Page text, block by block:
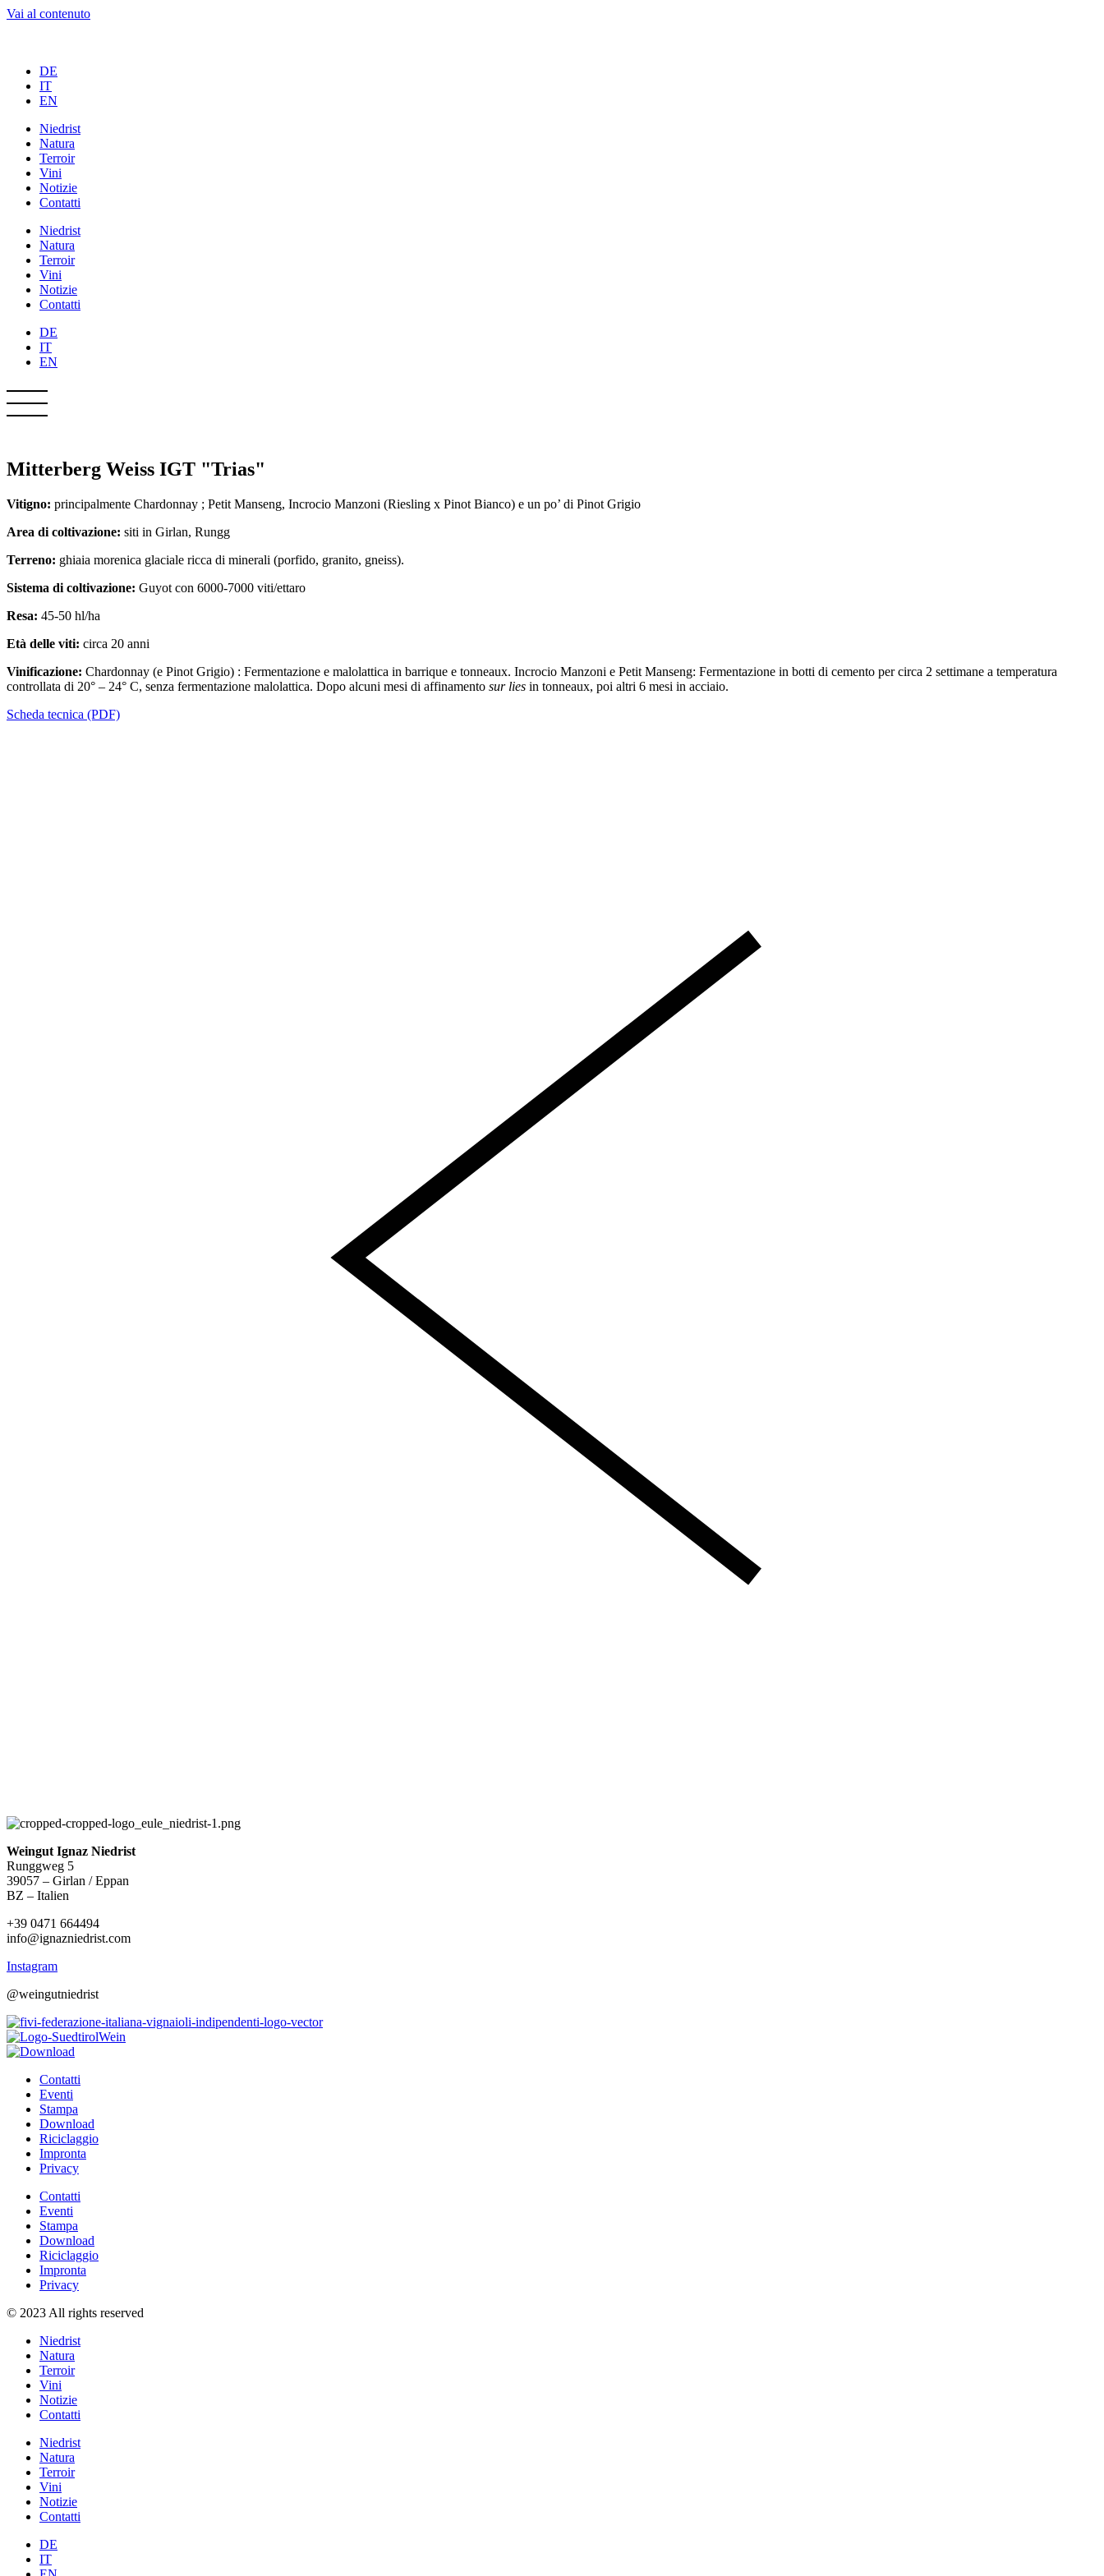
Vai al contenuto
DE
IT
EN
Niedrist
Natura
Terroir
Vini
Notizie
Contatti
Niedrist
Natura
Terroir
Vini
Notizie
Contatti
DE
IT
EN
Mitterberg Weiss IGT "Trias"
Vitigno: principalmente Chardonnay ; Petit Manseng, Incrocio Manzoni (Riesling x Pinot Bianco) e un po’ di Pinot Grigio
Area di coltivazione: siti in Girlan, Rungg
Terreno: ghiaia morenica glaciale ricca di minerali (porfido, granito, gneiss).
Sistema di coltivazione: Guyot con 6000-7000 viti/ettaro
Resa: 45-50 hl/ha
Età delle viti: circa 20 anni
Vinificazione: Chardonnay (e Pinot Grigio) : Fermentazione e malolattica in barrique e tonneaux. Incrocio Manzoni e Petit Manseng: Fermentazione in botti di cemento per circa 2 settimane a temperatura
controllata di 20° – 24° C, senza fermentazione malolattica. Dopo alcuni mesi di affinamento sur lies in tonneaux, poi altri 6 mesi in acciaio.
Scheda tecnica (PDF)
Weingut Ignaz Niedrist
Runggweg 5
39057 – Girlan / Eppan
BZ – Italien
+39 0471 664494
info@ignazniedrist.com
Instagram
@weingutniedrist
Contatti
Eventi
Stampa
Download
Riciclaggio
Impronta
Privacy
Contatti
Eventi
Stampa
Download
Riciclaggio
Impronta
Privacy
© 2023 All rights reserved
Niedrist
Natura
Terroir
Vini
Notizie
Contatti
Niedrist
Natura
Terroir
Vini
Notizie
Contatti
DE
IT